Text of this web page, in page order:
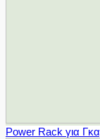
Power Rack για